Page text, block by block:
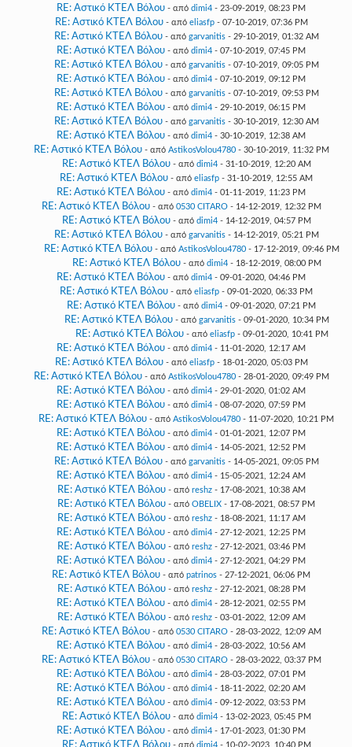
RE: Αστικό ΚΤΕΛ Βόλου - από dimi4 - 23-09-2019, 08:23 PM
RE: Αστικό ΚΤΕΛ Βόλου - από eliasfp- 07-10-2019, 07:36 PM
RE: Αστικό ΚΤΕΛ Βόλου - από garvanitis- 29-10-2019, 01:32 AM
RE: Αστικό ΚΤΕΛ Βόλου - από dimi4 - 07-10-2019, 07:45 PM
RE: Αστικό ΚΤΕΛ Βόλου - από garvanitis- 07-10-2019, 09:05 PM
RE: Αστικό ΚΤΕΛ Βόλου - από dimi4 - 07-10-2019, 09:12 PM
RE: Αστικό ΚΤΕΛ Βόλου - από garvanitis- 07-10-2019, 09:53 PM
RE: Αστικό ΚΤΕΛ Βόλου - από dimi4 - 29-10-2019, 06:15 PM
RE: Αστικό ΚΤΕΛ Βόλου - από garvanitis- 30-10-2019, 12:30 AM
RE: Αστικό ΚΤΕΛ Βόλου - από dimi4 - 30-10-2019, 12:38 AM
RE: Αστικό ΚΤΕΛ Βόλου - από AstikosVolou4780- 30-10-2019, 11:32 PM
RE: Αστικό ΚΤΕΛ Βόλου - από dimi4- 31-10-2019, 12:20 AM
RE: Αστικό ΚΤΕΛ Βόλου - από eliasfp - 31-10-2019, 12:55 AM
RE: Αστικό ΚΤΕΛ Βόλου - από dimi4 - 01-11-2019, 11:23 PM
RE: Αστικό ΚΤΕΛ Βόλου - από 0530 CITARO- 14-12-2019, 12:32 PM
RE: Αστικό ΚΤΕΛ Βόλου - από dimi4- 14-12-2019, 04:57 PM
RE: Αστικό ΚΤΕΛ Βόλου - από garvanitis- 14-12-2019, 05:21 PM
RE: Αστικό ΚΤΕΛ Βόλου - από AstikosVolou4780- 17-12-2019, 09:46 PM
RE: Αστικό ΚΤΕΛ Βόλου - από dimi4- 18-12-2019, 08:00 PM
RE: Αστικό ΚΤΕΛ Βόλου - από dimi4 - 09-01-2020, 04:46 PM
RE: Αστικό ΚΤΕΛ Βόλου - από eliasfp - 09-01-2020, 06:33 PM
RE: Αστικό ΚΤΕΛ Βόλου - από dimi4 - 09-01-2020, 07:21 PM
RE: Αστικό ΚΤΕΛ Βόλου - από garvanitis- 09-01-2020, 10:34 PM
RE: Αστικό ΚΤΕΛ Βόλου - από eliasfp- 09-01-2020, 10:41 PM
RE: Αστικό ΚΤΕΛ Βόλου - από dimi4 - 11-01-2020, 12:17 AM
RE: Αστικό ΚΤΕΛ Βόλου - από eliasfp- 18-01-2020, 05:03 PM
RE: Αστικό ΚΤΕΛ Βόλου - από AstikosVolou4780- 28-01-2020, 09:49 PM
RE: Αστικό ΚΤΕΛ Βόλου - από dimi4 - 29-01-2020, 01:02 AM
RE: Αστικό ΚΤΕΛ Βόλου - από dimi4 - 08-07-2020, 07:59 PM
RE: Αστικό ΚΤΕΛ Βόλου - από AstikosVolou4780 - 11-07-2020, 10:21 PM
RE: Αστικό ΚΤΕΛ Βόλου - από dimi4 - 01-01-2021, 12:07 PM
RE: Αστικό ΚΤΕΛ Βόλου - από dimi4 - 14-05-2021, 12:52 PM
RE: Αστικό ΚΤΕΛ Βόλου - από garvanitis- 14-05-2021, 09:05 PM
RE: Αστικό ΚΤΕΛ Βόλου - από dimi4 - 15-05-2021, 12:24 AM
RE: Αστικό ΚΤΕΛ Βόλου - από reshz- 17-08-2021, 10:38 AM
RE: Αστικό ΚΤΕΛ Βόλου - από OBELIX - 17-08-2021, 08:57 PM
RE: Αστικό ΚΤΕΛ Βόλου - από reshz- 18-08-2021, 11:17 AM
RE: Αστικό ΚΤΕΛ Βόλου - από dimi4 - 27-12-2021, 12:25 PM
RE: Αστικό ΚΤΕΛ Βόλου - από reshz- 27-12-2021, 03:46 PM
RE: Αστικό ΚΤΕΛ Βόλου - από dimi4 - 27-12-2021, 04:29 PM
RE: Αστικό ΚΤΕΛ Βόλου - από patrinos - 27-12-2021, 06:06 PM
RE: Αστικό ΚΤΕΛ Βόλου - από reshz- 27-12-2021, 08:28 PM
RE: Αστικό ΚΤΕΛ Βόλου - από dimi4 - 28-12-2021, 02:55 PM
RE: Αστικό ΚΤΕΛ Βόλου - από reshz- 03-01-2022, 12:09 AM
RE: Αστικό ΚΤΕΛ Βόλου - από 0530 CITARO- 28-03-2022, 12:09 AM
RE: Αστικό ΚΤΕΛ Βόλου - από dimi4 - 28-03-2022, 10:56 AM
RE: Αστικό ΚΤΕΛ Βόλου - από 0530 CITARO- 28-03-2022, 03:37 PM
RE: Αστικό ΚΤΕΛ Βόλου - από dimi4 - 28-03-2022, 07:01 PM
RE: Αστικό ΚΤΕΛ Βόλου - από dimi4 - 18-11-2022, 02:20 AM
RE: Αστικό ΚΤΕΛ Βόλου - από dimi4 - 09-12-2022, 03:53 PM
RE: Αστικό ΚΤΕΛ Βόλου - από dimi4- 13-02-2023, 05:45 PM
RE: Αστικό ΚΤΕΛ Βόλου - από dimi4 - 17-01-2023, 01:30 PM
- από dimi4- 10-02-2023, 10:40 PM